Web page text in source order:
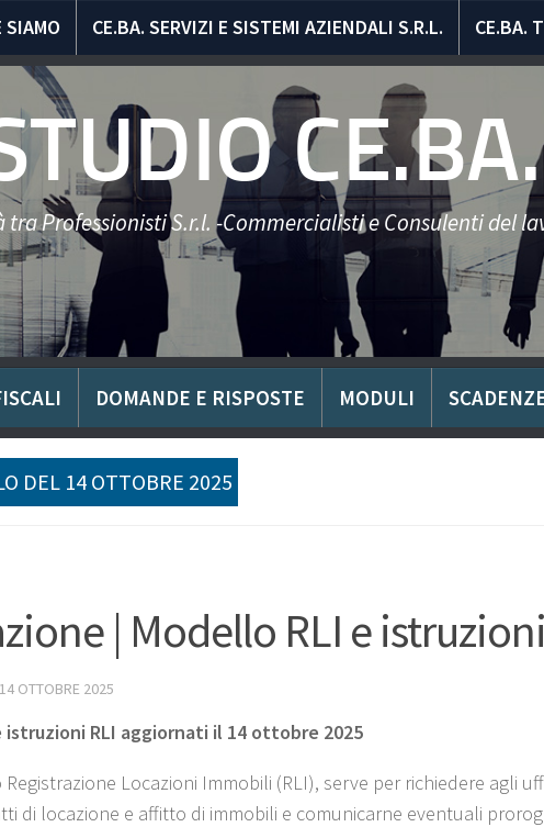
SIAMO CE.BA. SERVIZI E SISTEMI AZIENDALI S.R.L. CE.BA.
CE.BA.
tra Professionisti S.r.l. -Commercialisti e Consulenti del
DOMANDE E RISPOSTE MODULI
DEL 14 OTTOBRE 2025
| Modello RLI e istruzioni
14 OTTOBRE 2025
istruzioni RLI aggiornati il 14 ottobre 2025
Locazioni Immobili (RLI), serve per richiedere agli
di locazione e affitto di immobili e comunicarne eventuali